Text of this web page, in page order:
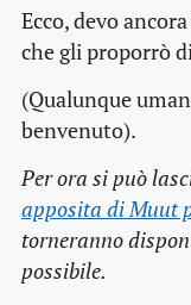
Ecco, devo
che gli proporrò
(Qualunque
benvenuto).
Per ora si può
apposita di Muut
torneranno
possibile.